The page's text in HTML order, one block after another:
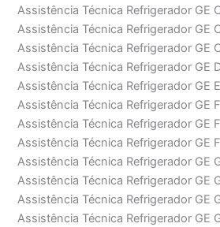
Assistência Técnica Refrigerador GE
Assistência Técnica Refrigerador GE
Assistência Técnica Refrigerador GE
Assistência Técnica Refrigerador GE
Assistência Técnica Refrigerador GE
Assistência Técnica Refrigerador GE
Assistência Técnica Refrigerador GE
Assistência Técnica Refrigerador GE
Assistência Técnica Refrigerador GE
Assistência Técnica Refrigerador GE
Assistência Técnica Refrigerador GE
Assistência Técnica Refrigerador GE